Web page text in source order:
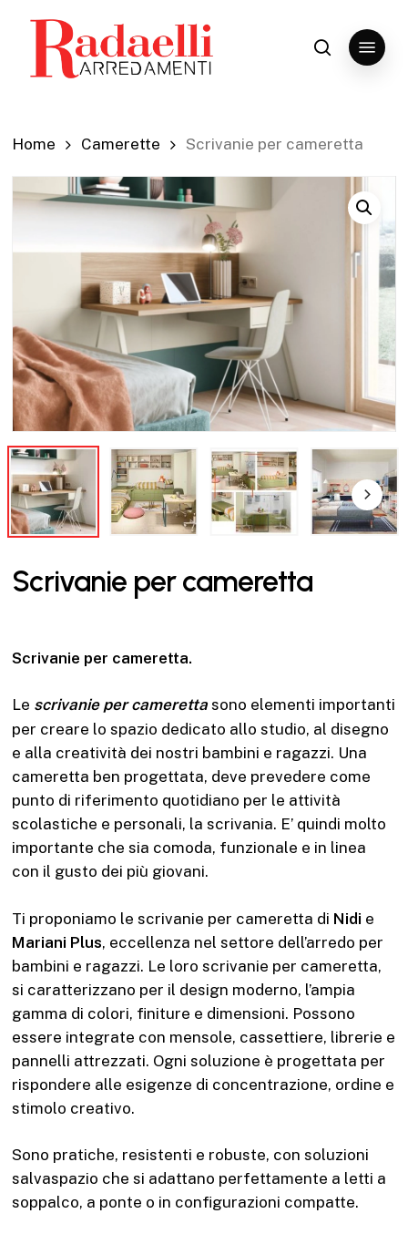
content
search
Menu
Home Camerette Scrivanie per cameretta
Scrivanie per cameretta
Scrivanie per cameretta.
Le scrivanie per cameretta sono elementi importanti
per creare lo spazio dedicato allo studio, al disegno
e alla creatività dei nostri bambini e ragazzi. Una
cameretta ben progettata, deve prevedere come
punto di riferimento quotidiano per le attività
scolastiche e personali, la scrivania. E’ quindi molto
importante che sia comoda, funzionale e in linea
con il gusto dei più giovani.
Ti proponiamo le scrivanie per cameretta di Nidi e
Mariani Plus, eccellenza nel settore dell’arredo per
bambini e ragazzi. Le loro scrivanie per cameretta,
si caratterizzano per il design moderno, l’ampia
gamma di colori, finiture e dimensioni. Possono
essere integrate con mensole, cassettiere, librerie e
pannelli attrezzati. Ogni soluzione è progettata per
rispondere alle esigenze di concentrazione, ordine e
stimolo creativo.
Sono pratiche, resistenti e robuste, con soluzioni
salvaspazio che si adattano perfettamente a letti a
soppalco, a ponte o in configurazioni compatte.
Close